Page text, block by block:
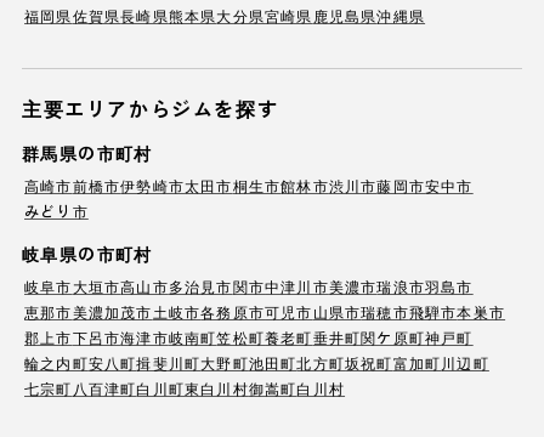
福岡県佐賀県長崎県熊本県大分県宮崎県 鹿児島県沖縄県
主要エリアからジムを探す
群馬県の市町村
高崎市前橋市伊勢崎市太田市桐生市館林市渋川市藤岡市安中市
みどり市
岐阜県の市町村
岐阜市大垣市高山市多治見市関市中津川市美濃市瑞浪市羽島市
恵那市美濃加茂市土岐市各務原市可児市山県市瑞穂市飛騨市本巣市
郡上市下呂市海津市岐南町笠松町養老町垂井町関ケ原町神戸町
輪之内町安八町揖斐川町大野町池田町北方町坂祝町富加町川辺町
七宗町 八百津町白川町東白川村御嵩町白川村